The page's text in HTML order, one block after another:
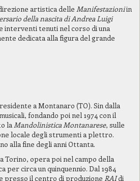
artistica delle Manifestazioniin
della nascita di Andrea Luigi
interventi tenuti nel corso di una
dedicata alla figura del grande
a Montanaro (TO). Sin dalla
fondando poi nel 1974 con il
laMandolinistica Montanarese, sulle
locale degli strumenti a plettro.
alla fine degli anni Ottanta.
Torino, opera poi nel campo della
circa un quinquennio. Dal 1984
presso il centro di produzione RAIdi